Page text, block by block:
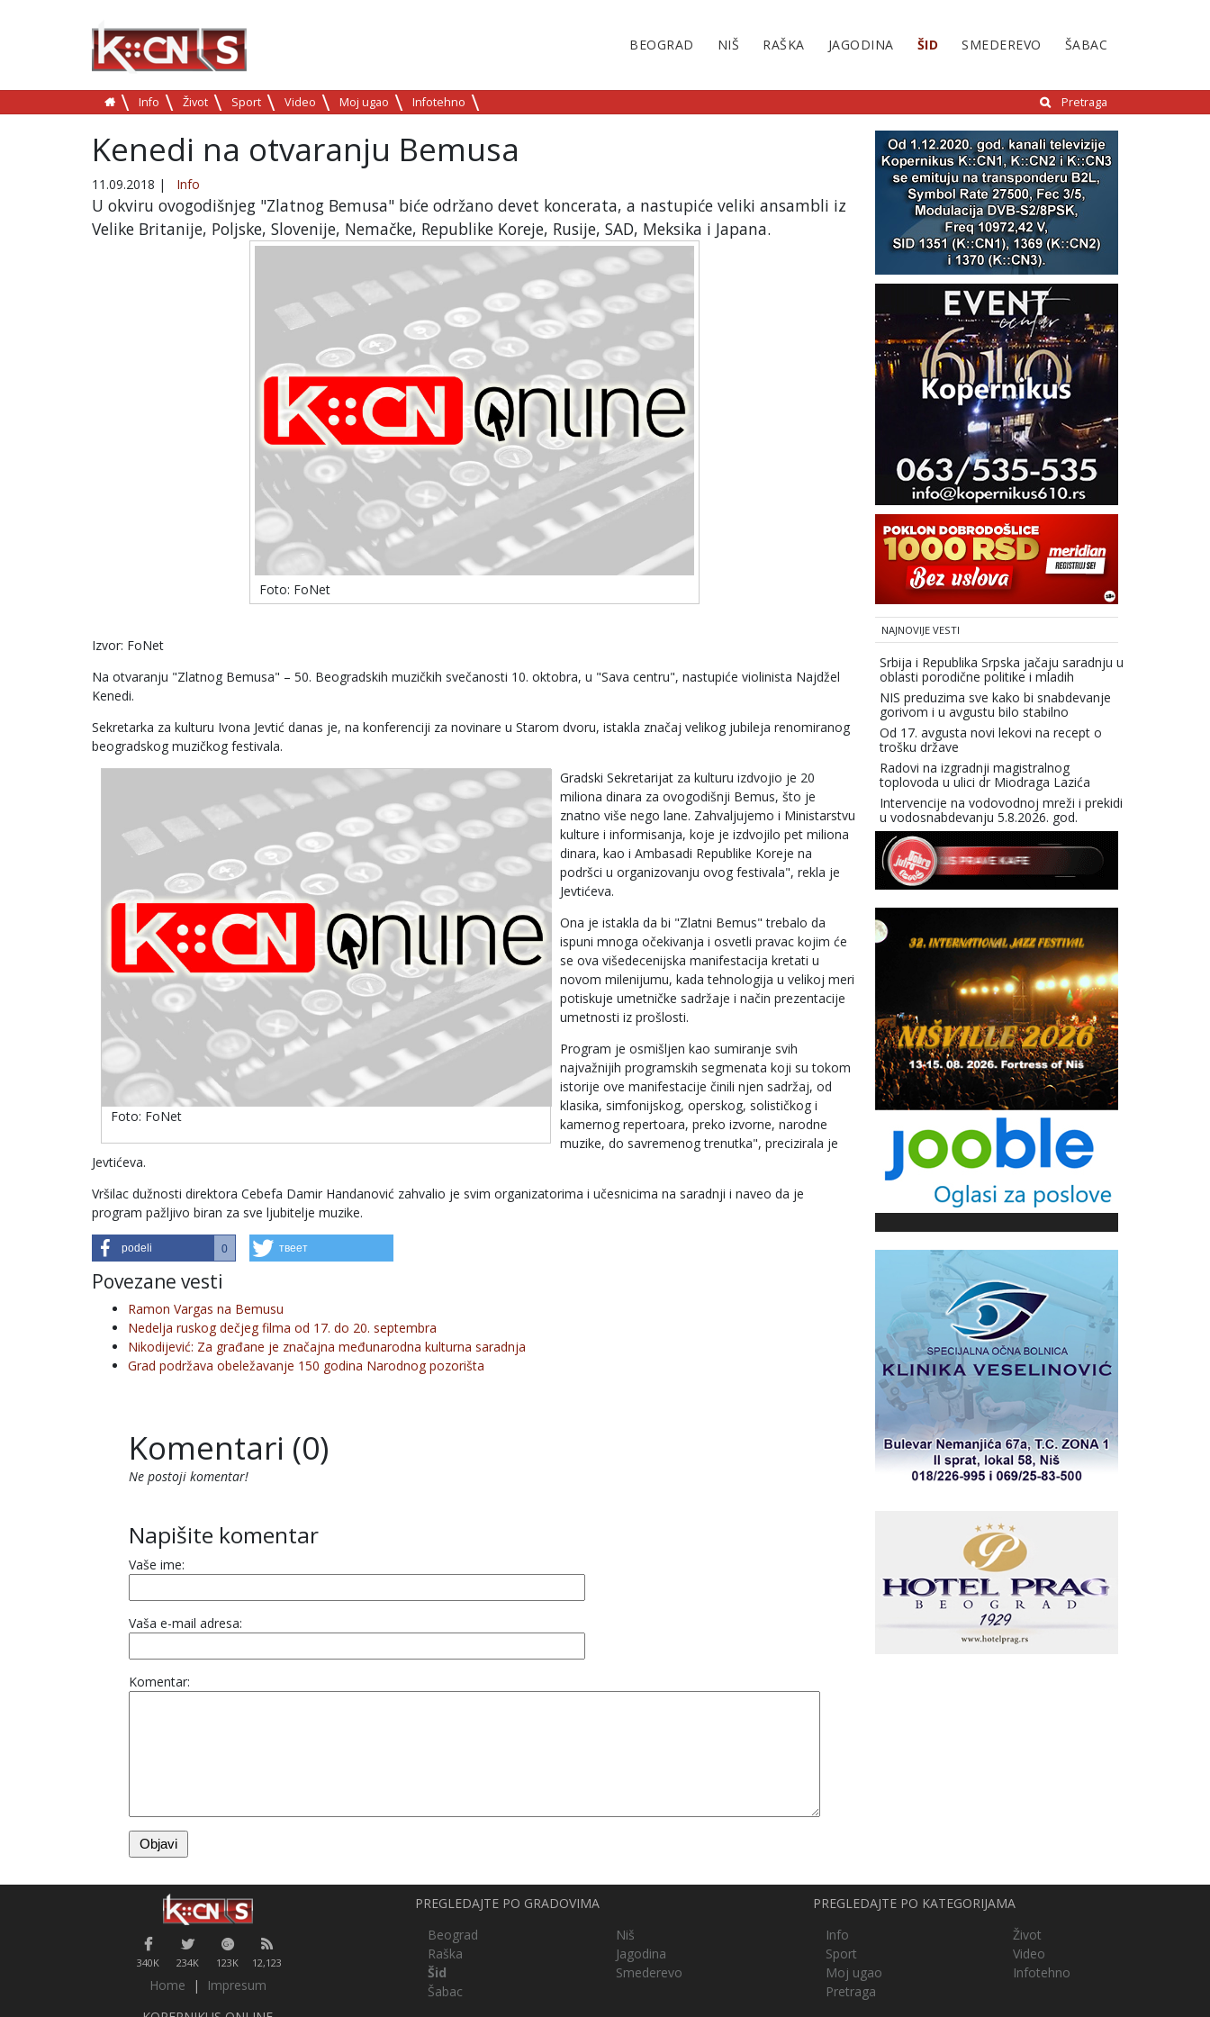
BEOGRAD NIŠ RAŠKA JAGODINA ŠID SMEDEREVO ŠABAC
Info Život Sport Video Moj ugao Infotehno Pretraga
Kenedi na otvaranju Bemusa
11.09.2018 | Info
U okviru ovogodišnjeg "Zlatnog Bemusa" biće održano devet koncerata, a nastupiće veliki ansambli iz
Velike Britanije, Poljske, Slovenije, Nemačke, Republike Koreje, Rusije, SAD, Meksika i Japana.
Foto: FoNet
Izvor: FoNet
Na otvaranju "Zlatnog Bemusa" – 50. Beogradskih muzičkih svečanosti 10. oktobra, u "Sava centru", nastupiće violinista Najdžel
Kenedi.
Sekretarka za kulturu Ivona Jevtić danas je, na konferenciji za novinare u Starom dvoru, istakla značaj velikog jubileja renomiranog
beogradskog muzičkog festivala.
Foto: FoNet
Gradski Sekretarijat za kulturu izdvojio je 20
miliona dinara za ovogodišnji Bemus, što je
znatno više nego lane. Zahvaljujemo i Ministarstvu
kulture i informisanja, koje je izdvojilo pet miliona
dinara, kao i Ambasadi Republike Koreje na
podršci u organizovanju ovog festivala", rekla je
Jevtićeva.
Ona je istakla da bi "Zlatni Bemus" trebalo da
ispuni mnoga očekivanja i osvetli pravac kojim će
se ova višedecenijska manifestacija kretati u
novom milenijumu, kada tehnologija u velikoj meri
potiskuje umetničke sadržaje i način prezentacije
umetnosti iz prošlosti.
Program je osmišljen kao sumiranje svih
najvažnijih programskih segmenata koji su tokom
istorije ove manifestacije činili njen sadržaj, od
klasika, simfonijskog, operskog, solističkog i
kamernog repertoara, preko izvorne, narodne
muzike, do savremenog trenutka", precizirala je
Jevtićeva.
Vršilac dužnosti direktora Cebefa Damir Handanović zahvalio je svim organizatorima i učesnicima na saradnji i naveo da je
program pažljivo biran za sve ljubitelje muzike.
podeli 0 твеет
Povezane vesti
Ramon Vargas na Bemusu
Nedelja ruskog dečjeg filma od 17. do 20. septembra
Nikodijević: Za građane je značajna međunarodna kulturna saradnja
Grad podržava obeležavanje 150 godina Narodnog pozorišta
Komentari (0)
Ne postoji komentar!
Napišite komentar
Vaše ime:
Vaša e-mail adresa:
Komentar:
NAJNOVIJE VESTI
Srbija i Republika Srpska jačaju saradnju u
oblasti porodične politike i mladih
NIS preduzima sve kako bi snabdevanje
gorivom i u avgustu bilo stabilno
Od 17. avgusta novi lekovi na recept o
trošku države
Radovi na izgradnji magistralnog
toplovoda u ulici dr Miodraga Lazića
Intervencije na vodovodnoj mreži i prekidi
u vodosnabdevanju 5.8.2026. god.
340K 234K 123K 12,123
Home |
Impresum
PREGLEDAJTE PO GRADOVIMA
Beograd
Niš
Raška
Jagodina
Šid
Smederevo
Šabac
PREGLEDAJTE PO KATEGORIJAMA
Info
Život
Sport
Video
Moj ugao
Infotehno
Pretraga